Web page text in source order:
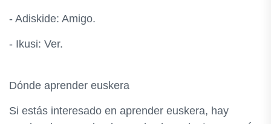
- Adiskide: Amigo.
- Ikusi: Ver.
Dónde aprender euskera
Si estás interesado en aprender euskera, hay